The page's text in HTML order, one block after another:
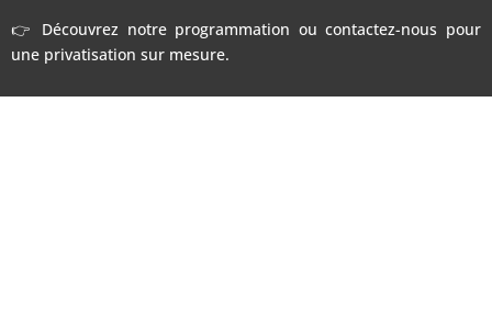
👉 Découvrez notre programmation ou contactez-nous pour
une privatisation sur mesure.